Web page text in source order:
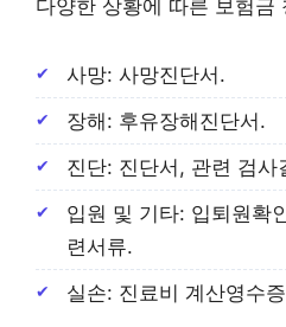
다양한 상황에 따른 보험금
사망: 사망진단서.
장해: 후유장해진단서.
진단: 진단서, 관련 검사
입원 및 기타: 입퇴원확
련서류.
실손: 진료비 계산영수